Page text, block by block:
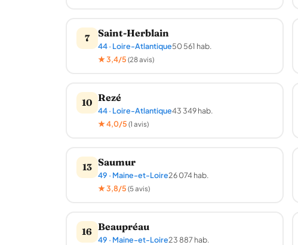
7 Saint-Herblain
44 · Loire-Atlantique50 561 hab.
★ 3,4/5 (28 avis)
10 Rezé
44 · Loire-Atlantique43 349 hab.
★ 4,0/5 (1 avis)
13 Saumur
49 · Maine-et-Loire26 074 hab.
★ 3,8/5 (5 avis)
16 Beaupréau
49 · Maine-et-Loire23 887 hab.